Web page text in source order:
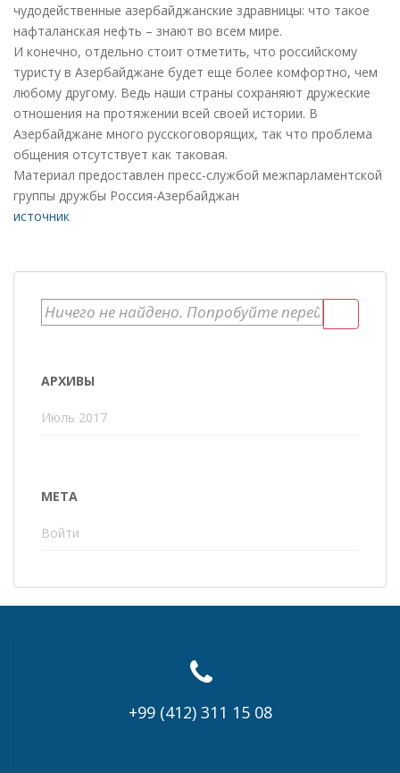
чудодейственные азербайджанские здравницы: что такое
нафталанская нефть – знают во всем мире.
И конечно, отдельно стоит отметить, что российскому
туристу в Азербайджане будет еще более комфортно, чем
любому другому. Ведь наши страны сохраняют дружеские
отношения на протяжении всей своей истории. В
Азербайджане много русскоговорящих, так что проблема
общения отсутствует как таковая.
Материал предоставлен пресс-службой межпарламентской
группы дружбы Россия-Азербайджан
источник
Результаты поиска по: %s
АРХИВЫ
Июль 2017
МЕТА
Войти
+99 (412) 311 15 08